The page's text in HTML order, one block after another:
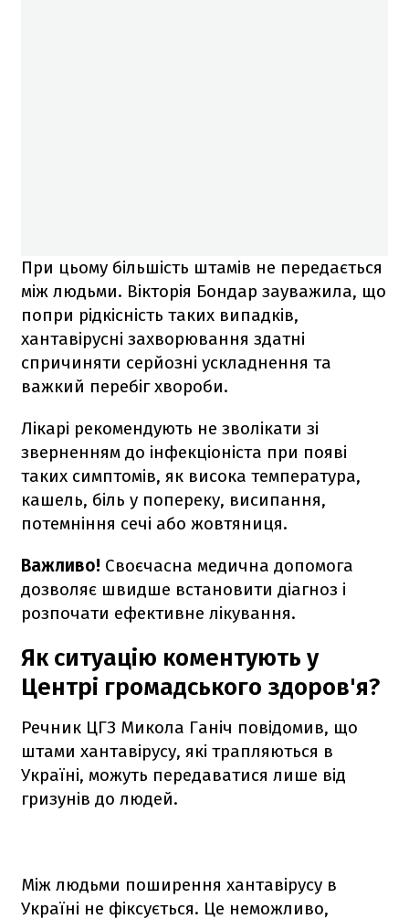
При цьому більшість штамів не передається
між людьми. Вікторія Бондар зауважила, що
попри рідкісність таких випадків,
хантавірусні захворювання здатні
спричиняти серйозні ускладнення та
важкий перебіг хвороби.
Лікарі рекомендують не зволікати зі
зверненням до інфекціоніста при появі
таких симптомів, як висока температура,
кашель, біль у попереку, висипання,
потемніння сечі або жовтяниця.
Важливо! Своєчасна медична допомога
дозволяє швидше встановити діагноз і
розпочати ефективне лікування.
Як ситуацію коментують у
Центрі громадського здоров'я?
Речник ЦГЗ Микола Ганіч повідомив, що
штами хантавірусу, які трапляються в
Україні, можуть передаватися лише від
гризунів до людей.
Між людьми поширення хантавірусу в
Україні не фіксується. Це неможливо,